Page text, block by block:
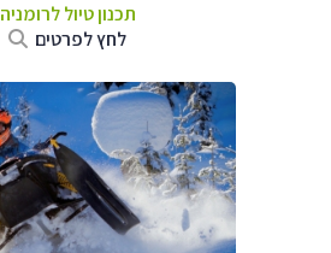
תכנון טיול לרומניה
לחץ לפרטים